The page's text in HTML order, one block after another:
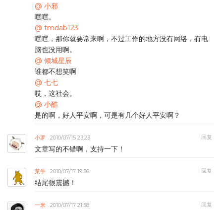
@ 小邪
嘿嘿。
@ tmdab123
嘿嘿，那你就要常来啊，不过工作的地方没有网络，有电
脑也没用啊。
@ 倾城星辰
谁都不想笑啊
@ 七七
哎，这社会。
@ 小酷
是的啊，好人平安啊，可是有几个好人平安啊？
小罗 2010/07/15 23:23 回复
文章写的不错啊，支持一下！
菜牛 2010/07/17 19:56 回复
结尾很震撼！
一米 2010/07/17 21:58 回复